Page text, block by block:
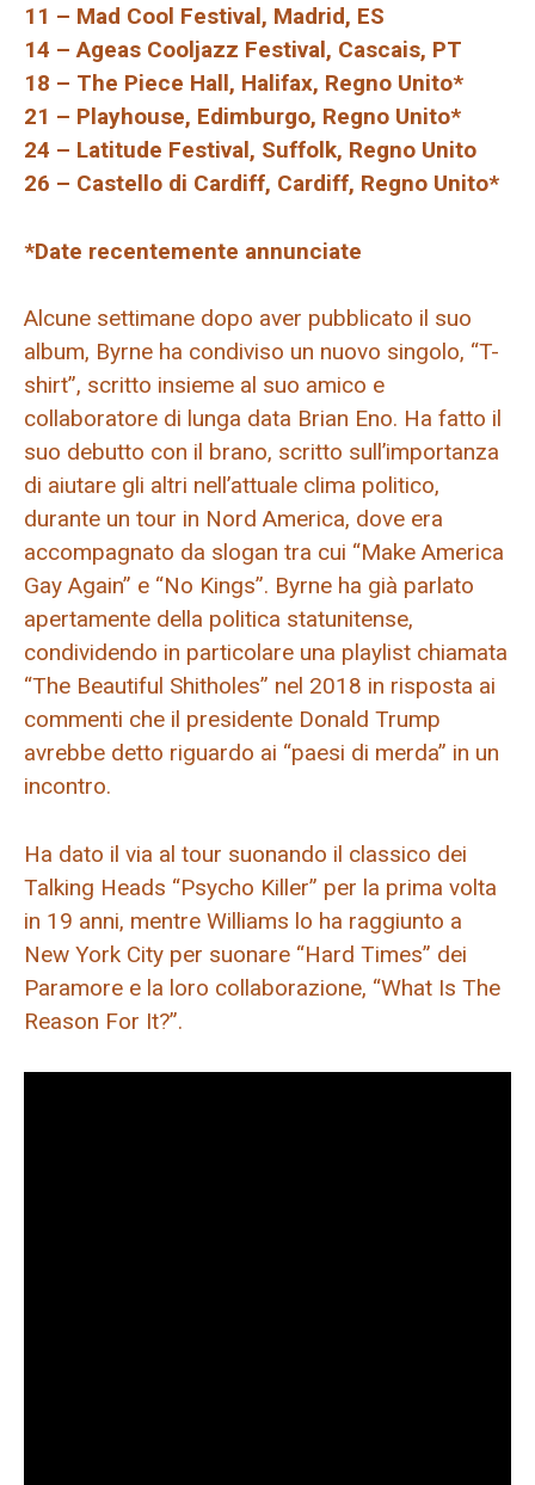
11 – Mad Cool Festival, Madrid, ES
14 – Ageas Cooljazz Festival, Cascais, PT
18 – The Piece Hall, Halifax, Regno Unito*
21 – Playhouse, Edimburgo, Regno Unito*
24 – Latitude Festival, Suffolk, Regno Unito
26 – Castello di Cardiff, Cardiff, Regno Unito*
*Date recentemente annunciate
Alcune settimane dopo aver pubblicato il suo
album, Byrne ha condiviso un nuovo singolo, “T-
shirt”, scritto insieme al suo amico e
collaboratore di lunga data Brian Eno. Ha fatto il
suo debutto con il brano, scritto sull’importanza
di aiutare gli altri nell’attuale clima politico,
durante un tour in Nord America, dove era
accompagnato da slogan tra cui “Make America
Gay Again” e “No Kings”. Byrne ha già parlato
apertamente della politica statunitense,
condividendo in particolare una playlist chiamata
“The Beautiful Shitholes” nel 2018 in risposta ai
commenti che il presidente Donald Trump
avrebbe detto riguardo ai “paesi di merda” in un
incontro.
Ha dato il via al tour suonando il classico dei
Talking Heads “Psycho Killer” per la prima volta
in 19 anni, mentre Williams lo ha raggiunto a
New York City per suonare “Hard Times” dei
Paramore e la loro collaborazione, “What Is The
Reason For It?”.